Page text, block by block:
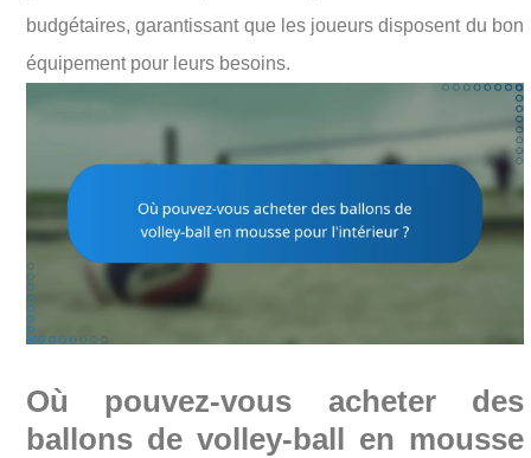
budgétaires, garantissant que les joueurs disposent du bon
équipement pour leurs besoins.
Où pouvez-vous acheter des
ballons de volley-ball en mousse